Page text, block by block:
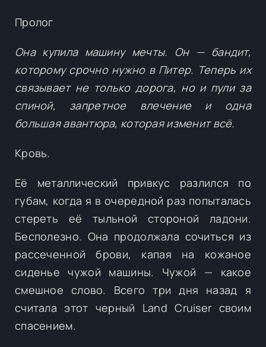
Пролог
Она купила машину мечты. Он — бандит,
которому срочно нужно в Питер. Теперь их
связывает не только дорога, но и пули за
спиной, запретное влечение и одна
большая авантюра, которая изменит всё.
Кровь.
Её металлический привкус разлился по
губам, когда я в очередной раз попыталась
стереть её тыльной стороной ладони.
Бесполезно. Она продолжала сочиться из
рассеченной брови, капая на кожаное
сиденье чужой машины. Чужой — какое
смешное слово. Всего три дня назад я
считала этот черный Land Cruiser своим
спасением.